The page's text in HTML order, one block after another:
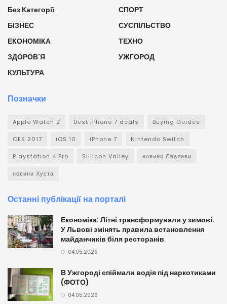
Без Категорії
БІЗНЕС
ЕКОНОМІКА
ЗДОРОВ'Я
КУЛЬТУРА
СПОРТ
СУСПІЛЬСТВО
ТЕХНО
УЖГОРОД
Позначки
Apple Watch 2 Best iPhone 7 deals Buying Guides
CES 2017 iOS 10 iPhone 7 Nintendo Switch
Playstation 4 Pro Sillicon Valley новини Сваляви
новини Хуста
Останні публікації на порталі
Економіка: Літні трансформували у зимові.
У Львові змінять правила встановлення
майданчиків біля ресторанів
04.05.2026
В Ужгороді спіймали водія під наркотиками
(ФОТО)
04.05.2026